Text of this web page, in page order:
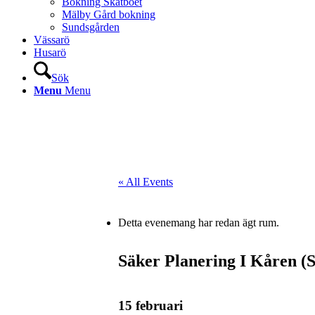
Mälby Gård bokning
Sundsgården
Vässarö
Husarö
Sök
Menu Menu
« All Events
Detta evenemang har redan ägt rum.
Säker Planering I Kåren
15 februari